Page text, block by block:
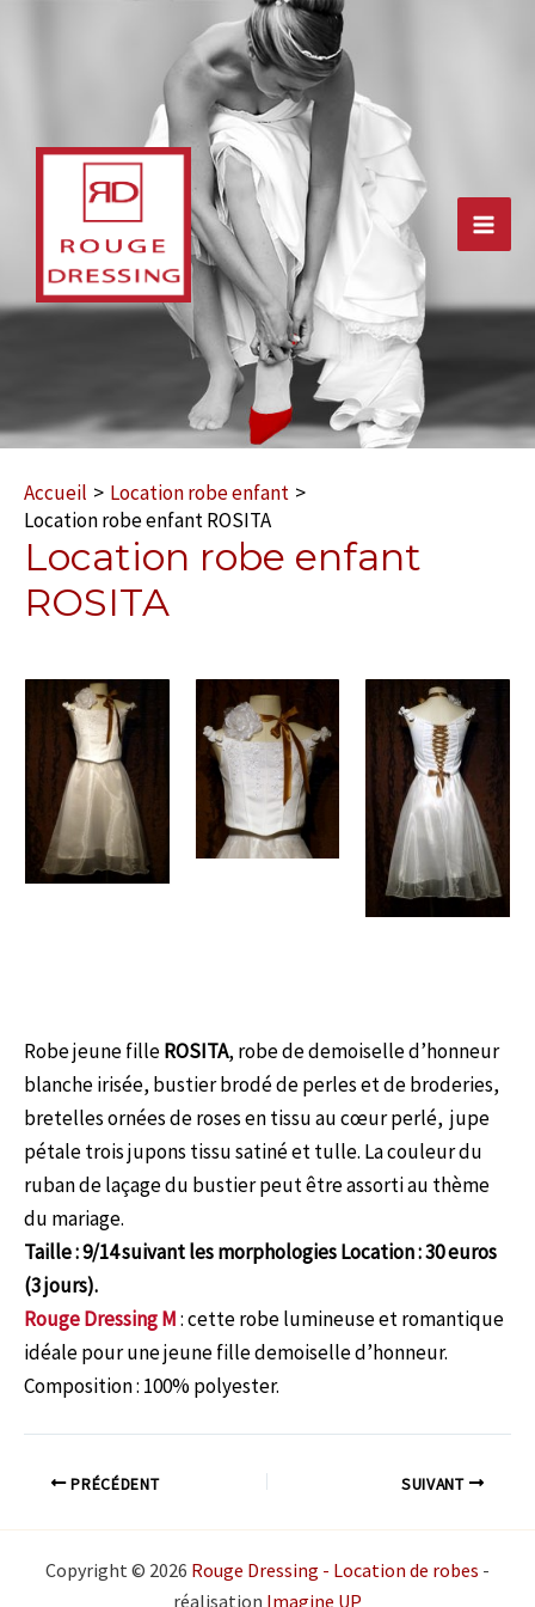
Main
Accueil
Location robe enfant
Location robe enfant ROSITA
Location robe enfant
ROSITA
Robe jeune filleROSITA, robe de demoiselle d’honneur
blanche irisée, bustier brodé de perles et de broderies,
bretelles ornées de roses en tissu au cœur perlé, jupe
pétale trois jupons tissu satiné et tulle. La couleur du
ruban de laçage du bustier peut être assorti au thème
du mariage.
Taille : 9/14 suivant les morphologies Location : 30 euros
(3 jours).
Rouge Dressing M: cette robe lumineuse et romantique
idéale pour une jeune fille demoiselle d’honneur.
Composition : 100% polyester.
PRÉCÉDENT SUIVANT
Copyright © 2026 Rouge Dressing - Location de robes -
réalisation Imagine UP